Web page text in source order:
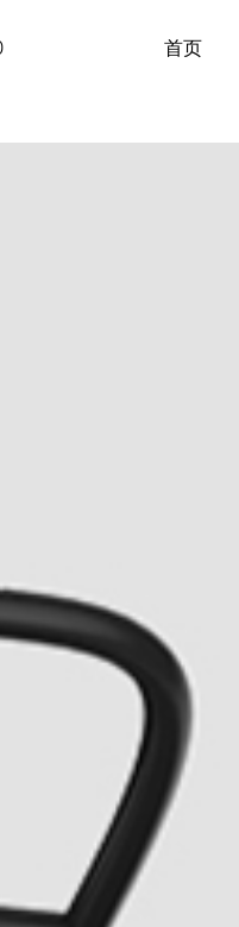
首页